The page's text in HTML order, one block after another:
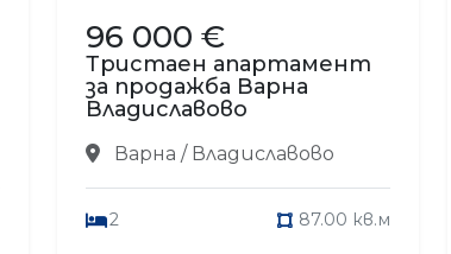
96 000 €
Тристаен апартамент
за продажба Варна
Владиславово
Варна / Владиславово
2 87.00 кв.м